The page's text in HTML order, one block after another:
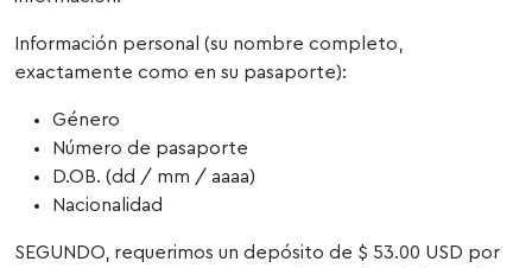
Información personal (su nombre completo,
exactamente como en su pasaporte):
Género
Número de pasaporte
D.OB. (dd / mm / aaaa)
Nacionalidad
SEGUNDO, requerimos un depósito de $ 53.00 USD por